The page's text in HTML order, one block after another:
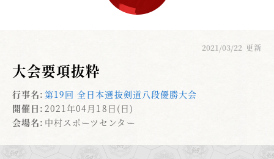
2021/03/22 更新
大会要項抜粋
行事名: 第19回 全日本選抜剣道八段優勝大会
開催日: 2021年04月18日(日)
会場名: 中村スポーツセンター